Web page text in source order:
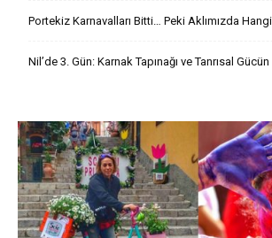
Portekiz Karnavalları Bitti… Peki Aklımızda
Nil’de 3. Gün: Karnak Tapınağı ve Tanrısal